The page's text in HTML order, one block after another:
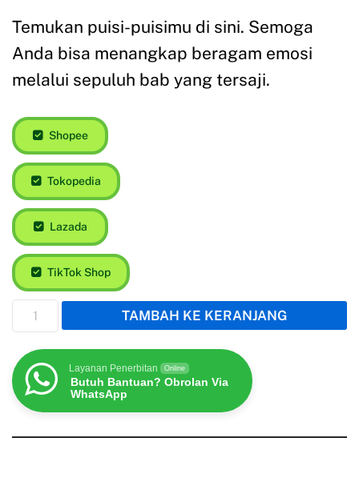
Temukan puisi-puisimu di sini. Semoga
Anda bisa menangkap beragam emosi
melalui sepuluh bab yang tersaji.
Shopee
Tokopedia
Lazada
TikTok Shop
TAMBAH KE KERANJANG
Layanan Penerbitan Online
Butuh Bantuan? Obrolan Via
WhatsApp